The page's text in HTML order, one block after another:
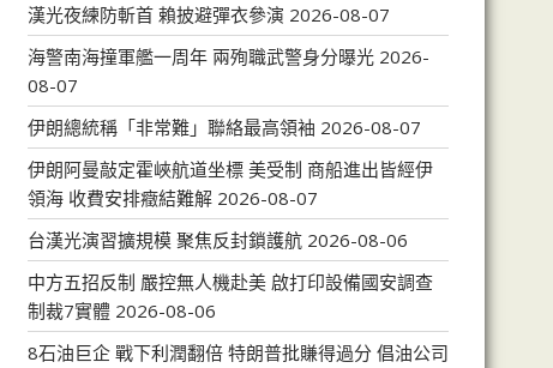
漢光夜練防斬首 賴披避彈衣參演 2026-08-07
海警南海撞軍艦一周年 兩殉職武警身分曝光 2026-
08-07
伊朗總統稱「非常難」聯絡最高領袖 2026-08-07
伊朗阿曼敲定霍峽航道坐標 美受制 商船進出皆經伊
領海 收費安排癥結難解 2026-08-07
台漢光演習擴規模 聚焦反封鎖護航 2026-08-06
中方五招反制 嚴控無人機赴美 啟打印設備國安調查
制裁7實體 2026-08-06
8石油巨企 戰下利潤翻倍 特朗普批賺得過分 倡油公司